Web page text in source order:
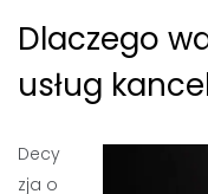
Dlaczego
usług
Decy
zja o